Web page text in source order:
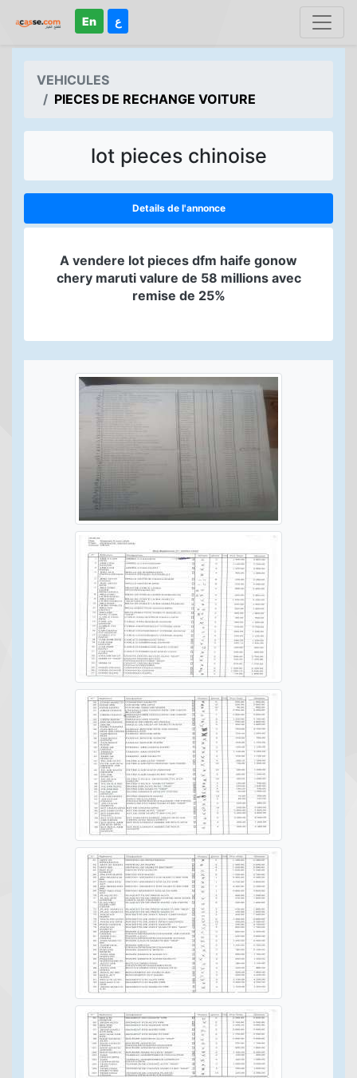
En ع
VEHICULES
PIECES DE RECHANGE VOITURE
lot pieces chinoise
Details de l'annonce
A vendere lot pieces dfm haife gonow
chery maruti valure de 58 millions avec
remise de 25%